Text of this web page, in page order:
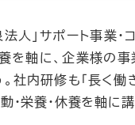
人」サポート事業・
を軸に、企業様の
社内研修も「長く働
・栄養・休養を軸に